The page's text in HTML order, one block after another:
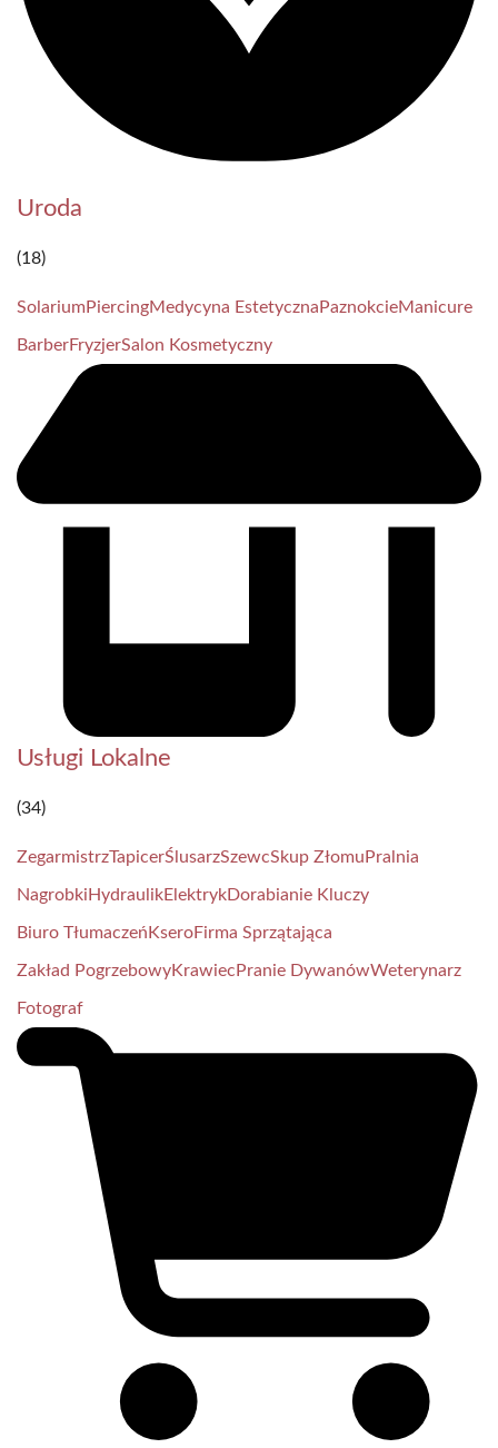
Uroda
(18)
Solarium PiercingMedycyna Estetyczna PaznokcieManicure
BarberFryzjerSalon Kosmetyczny
Usługi Lokalne
(34)
ZegarmistrzTapicerŚlusarzSzewcSkup Złomu Pralnia
Nagrobki HydraulikElektrykDorabianie Kluczy
Biuro Tłumaczeń KseroFirma Sprzątająca
Zakład PogrzebowyKrawiec Pranie DywanówWeterynarz
Fotograf